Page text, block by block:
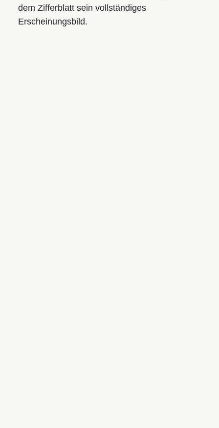
dem Zifferblatt sein vollständiges
Erscheinungsbild.